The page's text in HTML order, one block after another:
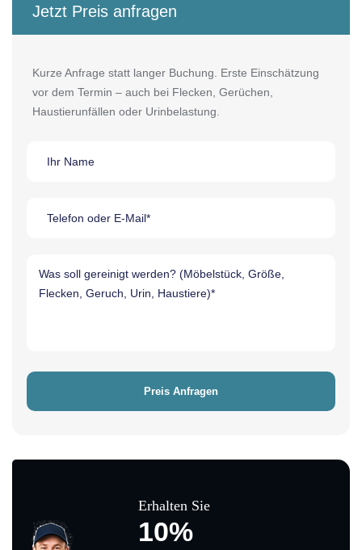
Jetzt Preis anfragen
Kurze Anfrage statt langer Buchung. Erste Einschätzung
vor dem Termin – auch bei Flecken, Gerüchen,
Haustierunfällen oder Urinbelastung.
Erhalten Sie
10%